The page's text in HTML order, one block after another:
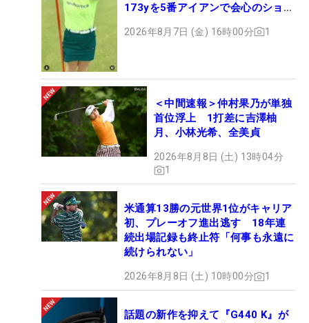
173yを5番アイアンで会心のショッ
2026年8月7日 (金) 16時00分 1
＜中間速報＞仲村果乃が単独
首位浮上 1打差に吉澤柚
月、小林光希、全美貞
2026年8月8日 (土) 13時04分
1
米通算13勝の元世界1位がキャリア
初、プレーオフ進出逃す 18年連
続出場記録も終止符「何事も永遠に
続けられない」
2026年8月8日 (土) 10時00分 1
話題の新作を抑えて『G440 K』が